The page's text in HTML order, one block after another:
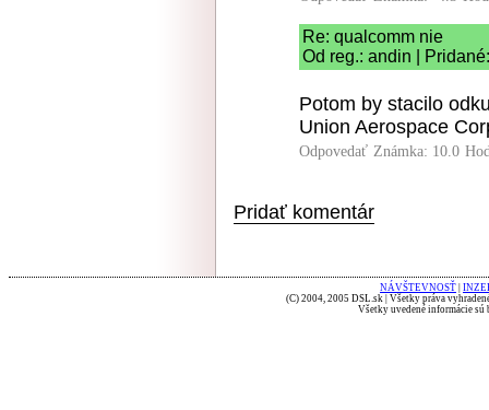
Re: qualcomm nie
Od reg.: andin |
Potom by stacilo
Union Aerospace
Odpovedať Známka: 10.0
Pridať komentár
NÁVŠTEVNOSŤ
(C) 2004, 2005 DSL.sk | Všetky práva
Všetky uvedené informácie sú